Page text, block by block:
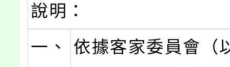
說明：
一、
依據客家委員會（